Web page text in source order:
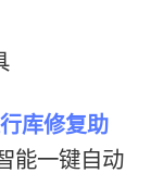
库修复助
能一键自动